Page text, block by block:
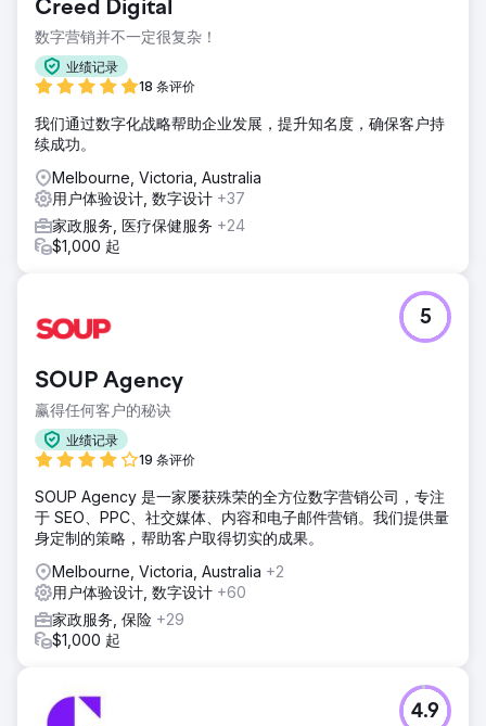
Creed Digital
数字营销并不一定很复杂！
业绩记录
18 条评价
我们通过数字化战略帮助企业发展，提升知名度，确保客户持
续成功。
Melbourne, Victoria, Australia
用户体验设计, 数字设计 +37
家政服务, 医疗保健服务 +24
$1,000 起
SOUP Agency
赢得任何客户的秘诀
业绩记录
19 条评价
5
SOUP Agency 是一家屡获殊荣的全方位数字营销公司，专注
于 SEO、PPC、社交媒体、内容和电子邮件营销。我们提供量
身定制的策略，帮助客户取得切实的成果。
Melbourne, Victoria, Australia +2
用户体验设计, 数字设计 +60
家政服务, 保险 +29
$1,000 起
4.9